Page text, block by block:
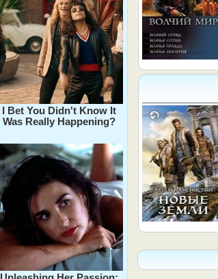
I Bet You Didn't Know It
Was Really Happening?